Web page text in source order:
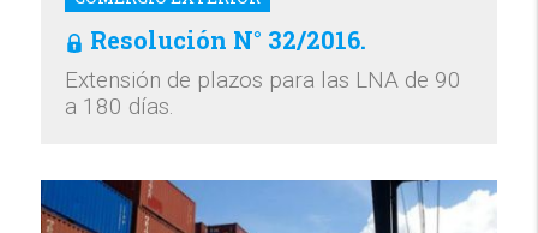
Resolución N° 32/2016.
Extensión de plazos para las LNA de 90
a 180 días.